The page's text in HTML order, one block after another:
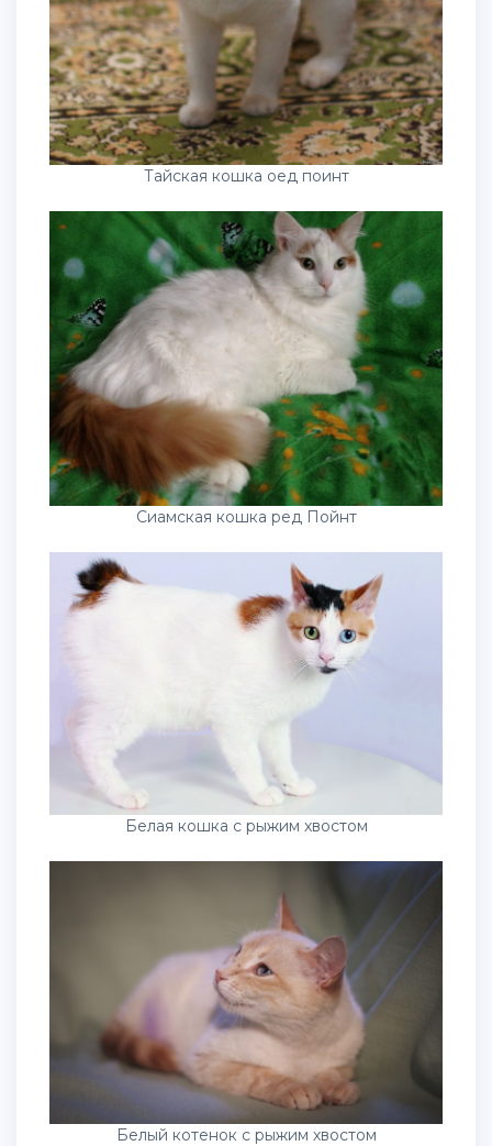
Тайская кошка оед поинт
Сиамская кошка ред Пойнт
Белая кошка с рыжим хвостом
Белый котенок с рыжим хвостом